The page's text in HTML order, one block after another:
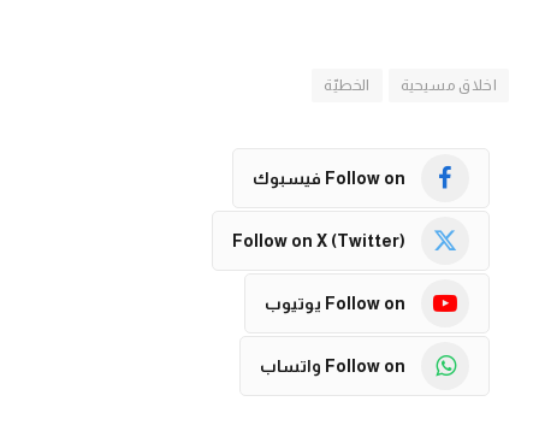
اخلاق مسيحية الخطيّة
Follow on فيسبوك
Follow on X (Twitter)
Follow on يوتيوب
Follow on واتساب